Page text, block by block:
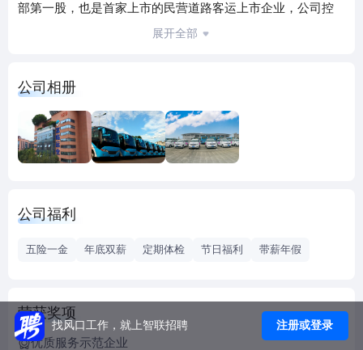
部第一股，也是首家上市的民营道路客运上市企业，公司控
务理事单位”、四川省道路运输协会副会长单位、交通运输企
业安全生产标准化建设等级一级企业、ISO9001质量体系认证
和OHSAS18001职业健康体系认证企业，名列中国道路运输
百强诚信企业（2023年）第13位，四川省百强服务企业92
余人，各类营运车辆6000余台，汽车客运站28个，截至2022
费复苏的关键时机，通过管理提升和产业深耕，前三季度实
现利润近1.6亿元，预期今年主营业务利润将创历史新高；同
时，公司成功中标并圆满完成第31届大运会交通运输保障服
展开全部
公司相册
公司福利
五险一金 年底双薪 定期体检 节日福利 带薪年假
荣获奖项
优质服务示范企业
找风口工作，就上智联招聘 注册或登录